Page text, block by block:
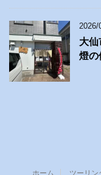
2026/
大
燈の
ホーム ツーリン